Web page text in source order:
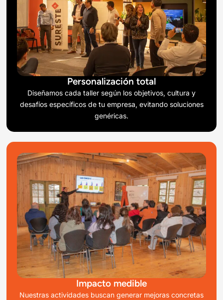
Personalización total
Diseñamos cada taller según los objetivos, cultura y
desafíos específicos de tu empresa, evitando soluciones
genéricas.
Impacto medible
Nuestras actividades buscan generar mejoras concretas